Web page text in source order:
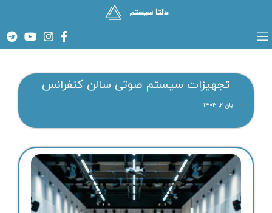
تجهیزات سیستم صوتی سالن کنفرانس
آبان ۲, ۱۴۰۳